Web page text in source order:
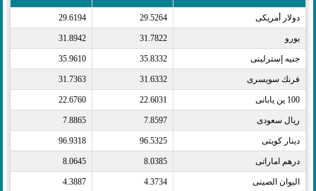
دولار أمريكى​ 29.5264
29.6194
يورو​ 31.7822
31.8942
جنيه إسترلينى​ 35.8332
35.9610
فرنك سويسرى​ 31.6332
31.7363
100 ين يابانى​ 22.6031
22.6760
ريال سعودى​ 7.8597
7.8865
دينار كويتى​ 96.5325
96.9318
درهم اماراتى​ 8.0385
8.0645
اليوان الصينى​ 4.3734
4.3887